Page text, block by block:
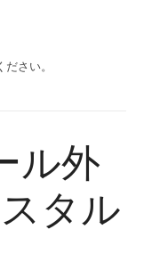
さい。
ル外
タル